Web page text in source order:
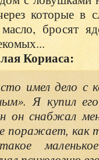
которые в
бросят
Кориаса:
имел дело с
Я купил
он снабжал
поражает, как